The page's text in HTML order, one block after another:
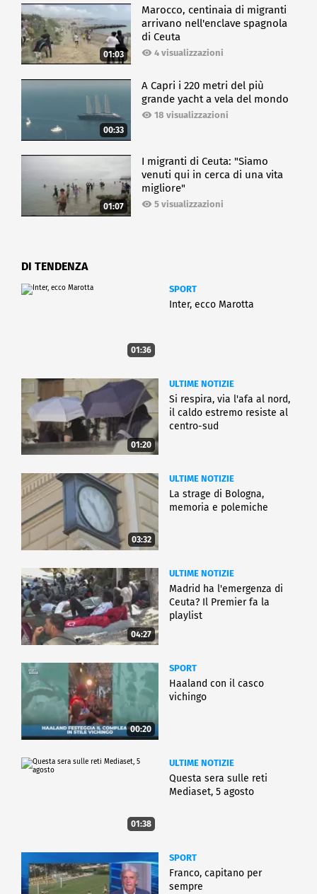
01:03
Marocco, centinaia di migranti
arrivano nell'enclave spagnola
di Ceuta
4 visualizzazioni
00:33
A Capri i 220 metri del più
grande yacht a vela del mondo
18 visualizzazioni
01:07
I migranti di Ceuta: "Siamo
venuti qui in cerca di una vita
migliore"
5 visualizzazioni
DI TENDENZA
01:36
SPORT
Inter, ecco Marotta
01:20
ULTIME NOTIZIE
Si respira, via l'afa al nord,
il caldo estremo resiste al
centro-sud
03:32
ULTIME NOTIZIE
La strage di Bologna,
memoria e polemiche
04:27
ULTIME NOTIZIE
Madrid ha l'emergenza di
Ceuta? Il Premier fa la
playlist
00:20
SPORT
Haaland con il casco
vichingo
01:38
ULTIME NOTIZIE
Questa sera sulle reti
Mediaset, 5 agosto
SPORT
Franco, capitano per
sempre